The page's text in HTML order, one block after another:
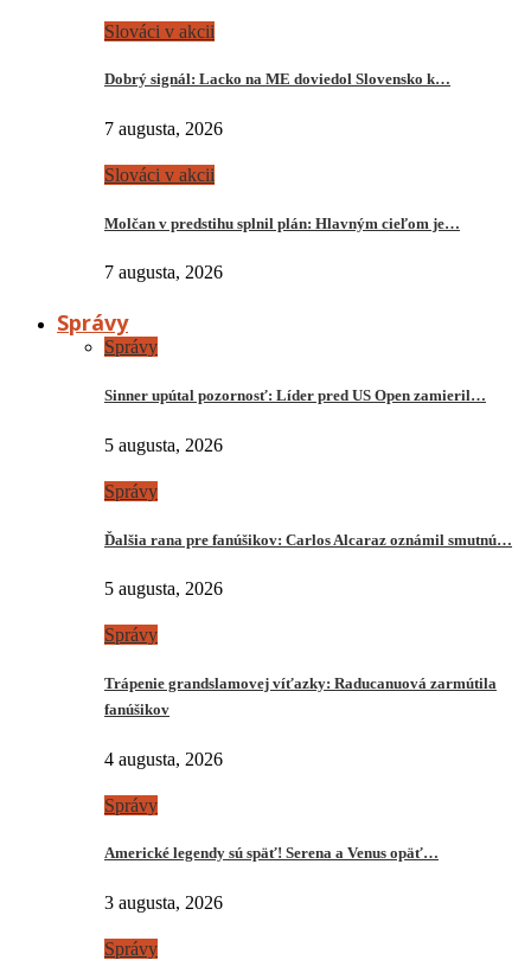
Slováci v akcii
Dobrý signál: Lacko na ME doviedol Slovensko k…
7 augusta, 2026
Slováci v akcii
Molčan v predstihu splnil plán: Hlavným cieľom je…
7 augusta, 2026
Správy
Správy
Sinner upútal pozornosť: Líder pred US Open zamieril…
5 augusta, 2026
Správy
Ďalšia rana pre fanúšikov: Carlos Alcaraz oznámil smutnú…
5 augusta, 2026
Správy
Trápenie grandslamovej víťazky: Raducanuová zarmútila
fanúšikov
4 augusta, 2026
Správy
Americké legendy sú späť! Serena a Venus opäť…
3 augusta, 2026
Správy